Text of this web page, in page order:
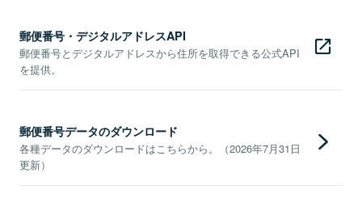
郵便番号・デジタルアドレスAPI
郵便番号とデジタルアドレスから住所を取得できる公式API
を提供。
郵便番号データのダウンロード
各種データのダウンロードはこちらから。（2026年7月31日
更新）